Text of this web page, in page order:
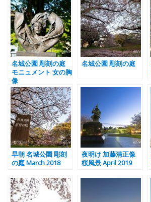
名城公園 彫刻の庭
モニュメント 女の胸
像
名城公園 彫刻の庭
早朝 名城公園 彫刻
の庭 March 2018
夜明け 加藤清正像
桜風景 April 2019